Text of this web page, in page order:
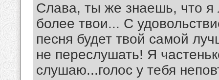
Слава, ты же знаешь, что я
более твои... С
песня будет твой самой
не переслушать! Я
слушаю...голос у тебя